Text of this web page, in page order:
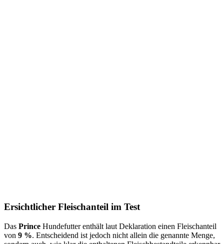
Ersichtlicher Fleischanteil im Test
Das Prince Hundefutter enthält laut Deklaration einen Fleischanteil
von 9 %. Entscheidend ist jedoch nicht allein die genannte Menge,